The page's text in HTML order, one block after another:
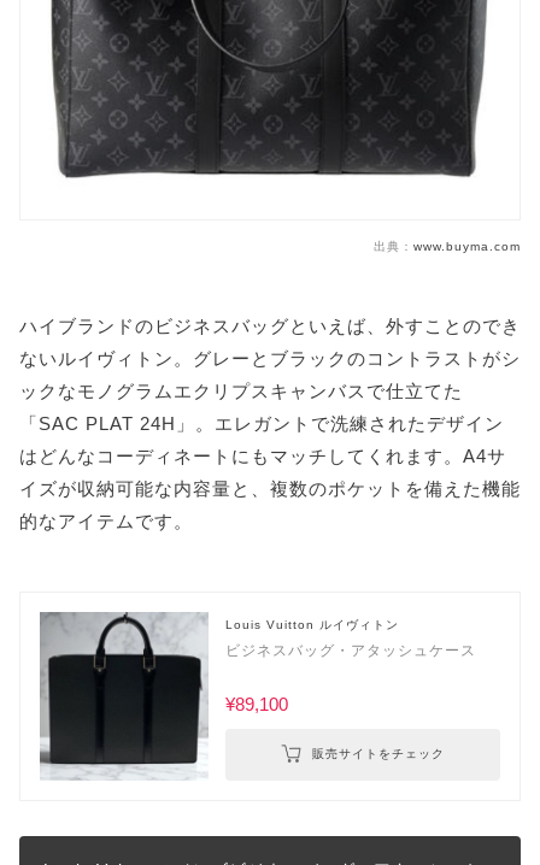
出典： www.buyma.com
ハイブランドのビジネスバッグといえば、外すことのでき
ないルイヴィトン。グレーとブラックのコントラストがシ
ックなモノグラムエクリプスキャンバスで仕立てた
「SAC PLAT 24H」。エレガントで洗練されたデザイン
はどんなコーディネートにもマッチしてくれます。A4サ
イズが収納可能な内容量と、複数のポケットを備えた機能
的なアイテムです。
Louis Vuitton ルイヴィトン
ビジネスバッグ・アタッシュケース
¥89,100
販売サイトをチェック